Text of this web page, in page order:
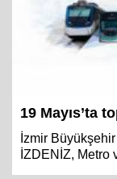
19 Mayıs’ta
İzmir
İZDENİZ, Metro